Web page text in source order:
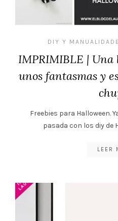
DIY Y
IMPRIMIBLE |
unos fantasmas y
Freebies para Halloween.
pasada con los diy de
LEER